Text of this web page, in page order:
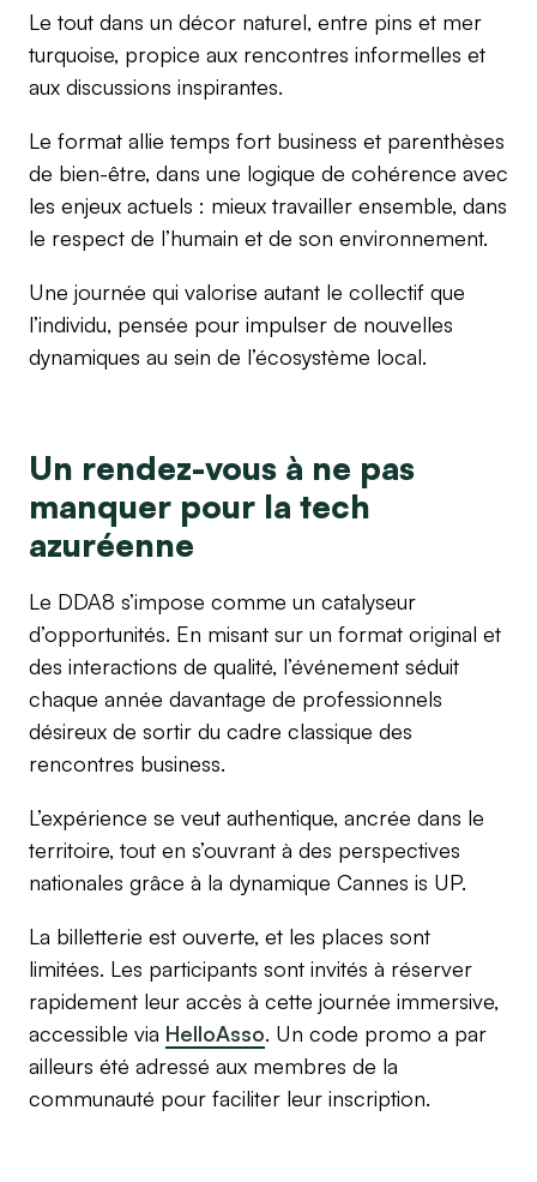
Le tout dans un décor naturel, entre pins et mer
turquoise, propice aux rencontres informelles et
aux discussions inspirantes.
Le format allie temps fort business et parenthèses
de bien-être, dans une logique de cohérence avec
les enjeux actuels : mieux travailler ensemble, dans
le respect de l’humain et de son environnement.
Une journée qui valorise autant le collectif que
l’individu, pensée pour impulser de nouvelles
dynamiques au sein de l’écosystème local.
Un rendez-vous à ne pas
manquer pour la tech
azuréenne
Le DDA8 s’impose comme un catalyseur
d’opportunités. En misant sur un format original et
des interactions de qualité, l’événement séduit
chaque année davantage de professionnels
désireux de sortir du cadre classique des
rencontres business.
L’expérience se veut authentique, ancrée dans le
territoire, tout en s’ouvrant à des perspectives
nationales grâce à la dynamique Cannes is UP.
La billetterie est ouverte, et les places sont
limitées. Les participants sont invités à réserver
rapidement leur accès à cette journée immersive,
accessible via HelloAsso. Un code promo a par
ailleurs été adressé aux membres de la
communauté pour faciliter leur inscription.